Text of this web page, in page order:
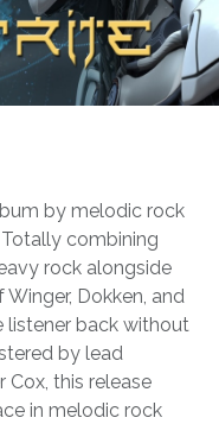
by melodic rock
combining
rock alongside
Dokken, and
listener back without
by lead
Cox, this release
in melodic rock